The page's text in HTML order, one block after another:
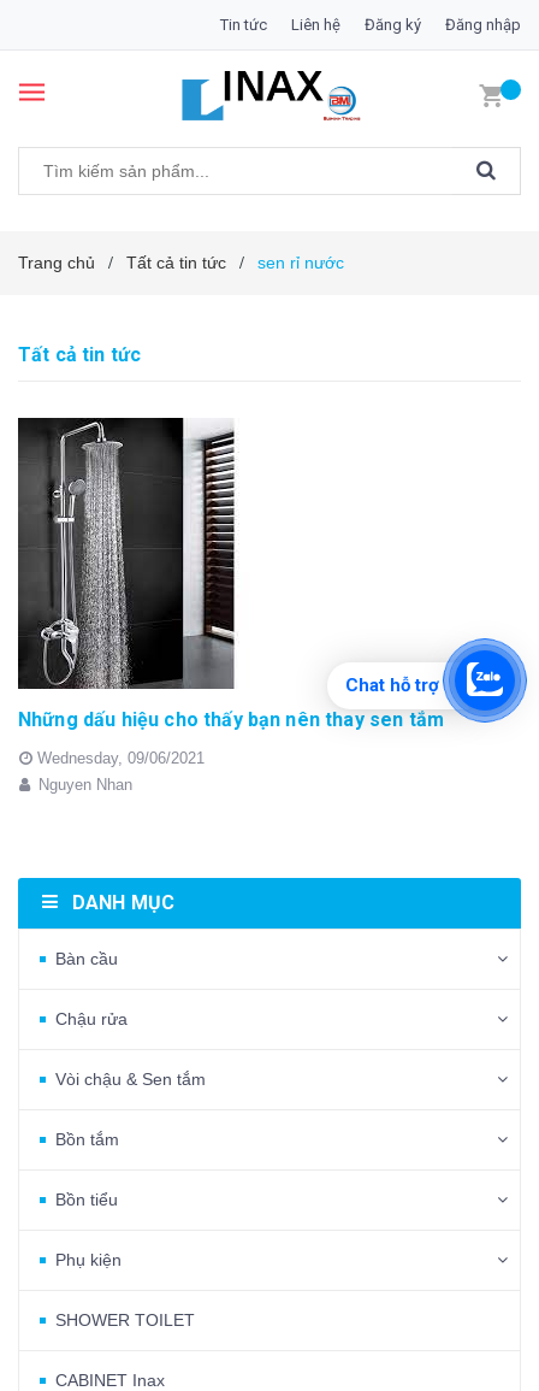
Tin tức Liên hệ Đăng ký Đăng nhập
Trang chủ / Tất cả tin tức / sen rỉ nước
Tất cả tin tức
Những dấu hiệu cho thấy bạn nên thay sen tắm
Wednesday, 09/06/2021
Nguyen Nhan
DANH MỤC
Bàn cầu
Chậu rửa
Vòi chậu & Sen tắm
Bồn tắm
Bồn tiểu
Phụ kiện
SHOWER TOILET
CABINET Inax
Chat hỗ trợ